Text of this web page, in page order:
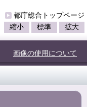
都庁総合トップページ
縮小 標準 拡大
画像の使用について